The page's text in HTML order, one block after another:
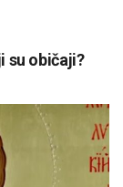
su običaji?